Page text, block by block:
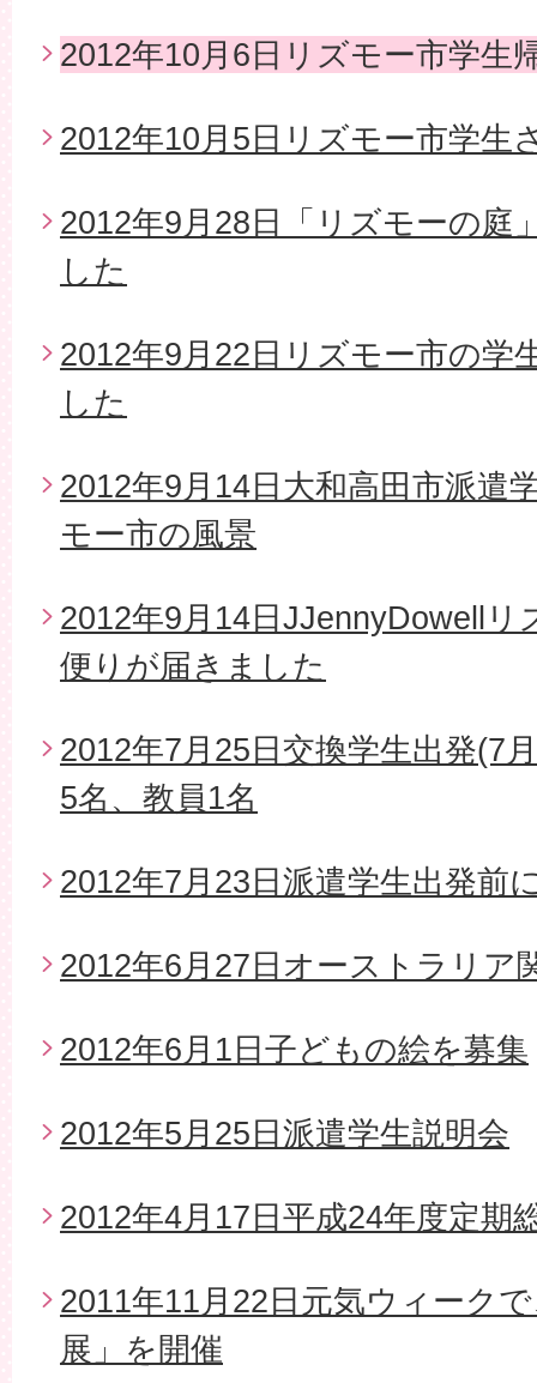
2012年10月6日リズモー市学生
2012年10月5日リズモー市学生
2012年9月28日「リズモーの庭
した
2012年9月22日リズモー市の学
した
2012年9月14日大和高田市派遣
モー市の風景
2012年9月14日JJennyDowellリ
便りが届きました
2012年7月25日交換学生出発(7
5名、教員1名
2012年7月23日派遣学生出発前
2012年6月27日オーストラリア
2012年6月1日子どもの絵を募集
2012年5月25日派遣学生説明会
2012年4月17日平成24年度定期
2011年11月22日元気ウィーク
展」を開催